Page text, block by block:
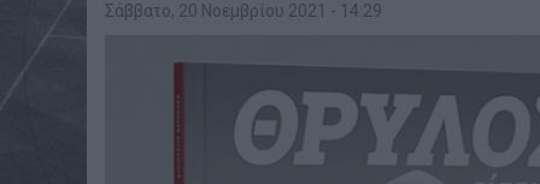
Σάββατο, 20 Νοεμβρίου 2021 - 14:29